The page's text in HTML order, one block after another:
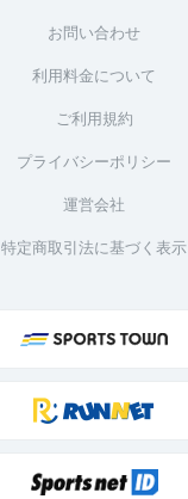
お問い合わせ
利用料金について
ご利用規約
プライバシーポリシー
運営会社
特定商取引法に基づく表示